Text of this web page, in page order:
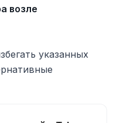
возле
указанных